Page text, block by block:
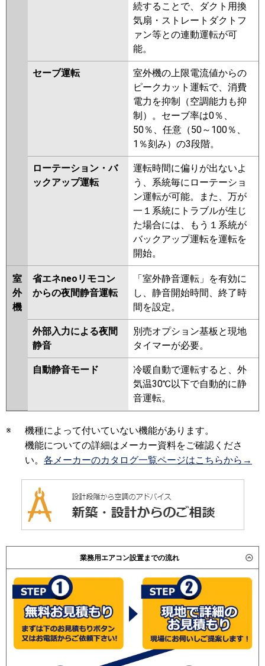
続することで、ダクト用換
気扇・ストレートダクトフ
ァン等との連動運転が可
能。
セーブ運転
室外機の上限電流値からの
ピークカット運転で、消費
電力を抑制（空調能力も抑
制）。セーブ率は0％、
50％、任意（50～100％、
1％刻み）の3段階。
ローテーション・バ
ックアップ運転
運転時間に偏りが出ないよ
う、系統毎にローテーショ
ン運転が可能。また、万が
一１系統にトラブルが生じ
た場合には、もう１系統が
バックアップ運転を運転を
開始。
室
外
機
省エネneoリモコン
からの夜間静音運転
「室外静音運転」を有効に
し、静音開始時間、終了時
間を設定。
外部入力による夜間
静音
別売オプション基板と現地
タイマーが必要。
自動静音モード
冷暖自動で運転すると、外
気温30℃以下で自動的に静
音運転。
※
機種によって付いていない機能があります。
機能についての詳細はメーカー資料をご確認くださ
い。 各メーカーのカタログ一覧ページはこちらから→
業務用エアコン設置までの流れ